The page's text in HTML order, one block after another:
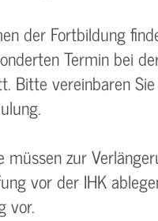
der Fortbildung
Termin bei
Bitte vereinbaren
zur
vor der IHK
vor.